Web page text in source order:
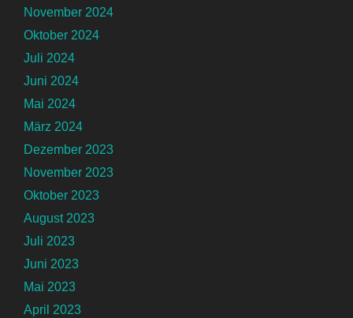
November 2024
Oktober 2024
Juli 2024
Juni 2024
Mai 2024
März 2024
Dezember 2023
November 2023
Oktober 2023
August 2023
Juli 2023
Juni 2023
Mai 2023
April 2023